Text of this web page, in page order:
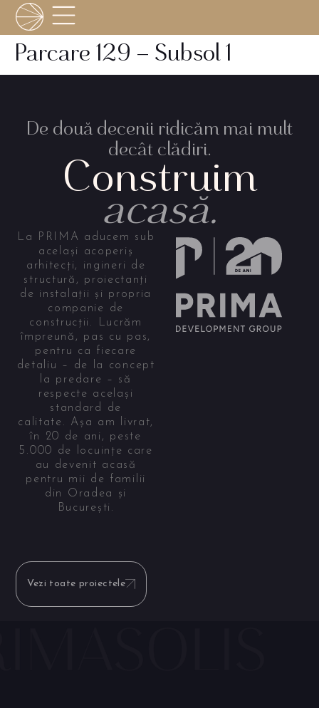
Parcare 129 – Subsol 1
De două decenii ridicăm mai mult
decât clădiri.
Construim
acasă.
La PRIMA aducem sub
același acoperiș
arhitecți, ingineri de
structură, proiectanți
de instalații și propria
companie de
construcții. Lucrăm
împreună, pas cu pas,
pentru ca fiecare
detaliu – de la concept
la predare – să
respecte același
standard de
calitate. Așa am livrat,
în 20 de ani, peste
5.000 de locuințe care
au devenit acasă
pentru mii de familii
din Oradea și
București.
Vezi toate proiectele